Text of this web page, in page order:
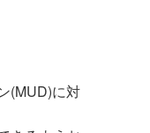
(MUD)に対